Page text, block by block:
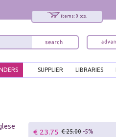
items: 0 pcs.
LIBRARIES
SUPPLIER
€ 23.75 € 25.00 -5%